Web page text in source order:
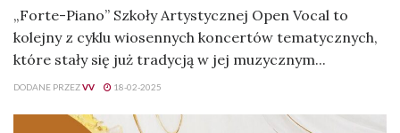
„Forte-Piano” Szkoły Artystycznej Open Vocal to
kolejny z cyklu wiosennych koncertów tematycznych,
które stały się już tradycją w jej muzycznym...
DODANE PRZEZVV 18-02-2025